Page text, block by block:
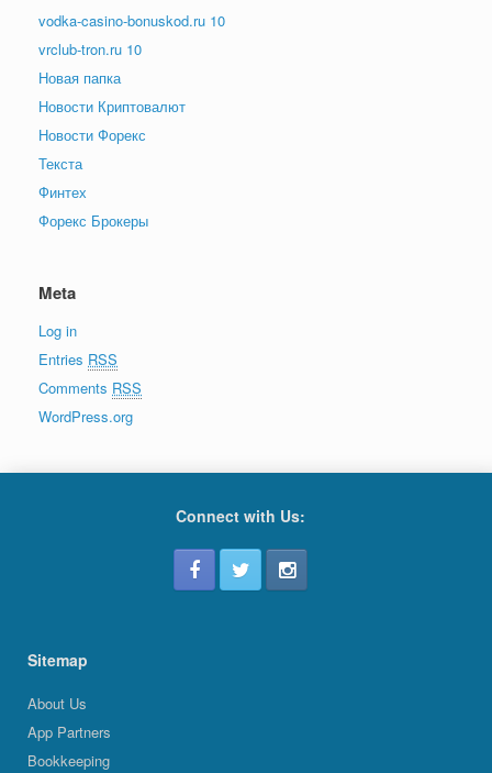
vodka-casino-bonuskod.ru 10
vrclub-tron.ru 10
Новая папка
Новости Криптовалют
Новости Форекс
Текста
Финтех
Форекс Брокеры
Meta
Log in
Entries RSS
Comments RSS
WordPress.org
Connect with Us:
Sitemap
About Us
App Partners
Bookkeeping